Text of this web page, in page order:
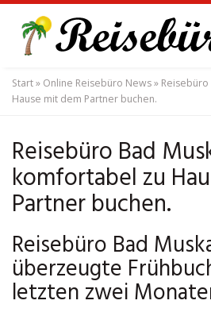
main
content
Start» Online Reisebüro News»
Hause mit dem Partner buchen.
Reisebüro Bad
komfortabel zu
Partner buchen.
Reisebüro Bad
überzeugte
letzten zwei